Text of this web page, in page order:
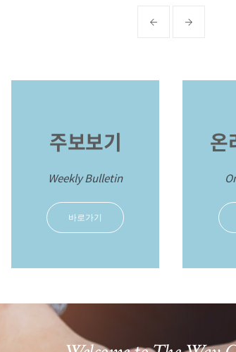
주보보기
Weekly Bulletin
바로가기
온